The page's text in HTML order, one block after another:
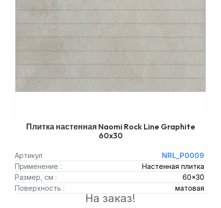
Плитка настенная Naomi Rock Line Graphite
60x30
Артикул
NRL_P0009
Применение :
Настенная плитка
Размер, см :
60x30
Поверхность :
матовая
На заказ!